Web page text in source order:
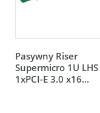
Pasywny Riser
Supermicro 1U LHS
1xPCI-E 3.0 x16...